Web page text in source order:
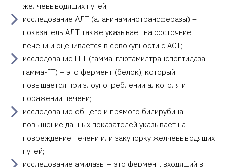
желчевыводящих путей;
исследование АЛТ (аланинаминотрансферазы) –
показатель АЛТ также указывает на состояние
печени и оценивается в совокупности с АСТ;
исследование ГГТ (гамма-глютамилтранспептидаза,
гамма-ГТ) – это фермент (белок), который
повышается при злоупотреблении алкоголя и
поражении печени;
исследование общего и прямого билирубина –
повышение данных показателей указывает на
повреждение печени или закупорку желчевыводящих
путей;
исследование амилазы – это фермент, входящий в